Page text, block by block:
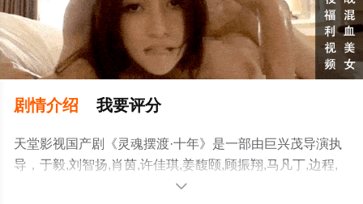
剧情介绍 我要评分
天堂影视国产剧《灵魂摆渡·十年》是一部由巨兴茂导演执
导，于毅,刘智扬,肖茵,许佳琪,姜馥颐,顾振翔,马凡丁,边程,
简宇熙,美懿,朱超艺,李羽桐,田广宇,杨子睿,郭信如,涂冰,闫
